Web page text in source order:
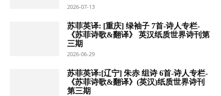
2026-07-13
苏菲英译: [重庆] 绿袖子 7首-诗人专栏-
《苏菲诗歌&翻译》 英汉纸质世界诗刊第
三期
2026-06-29
苏菲英译:[辽宁] 朱赤 组诗 6首-诗人专栏-
《苏菲诗歌&翻译》(英汉)纸质世界诗刊
第三期